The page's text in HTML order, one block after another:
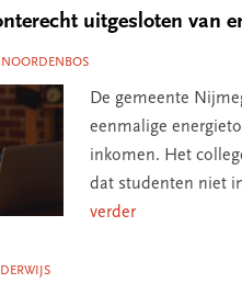
uitgesloten van
De gemeente
eenmalige
inkomen. Het
dat studenten niet
verder